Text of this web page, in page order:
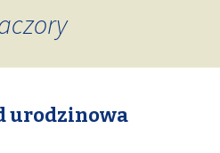
urodzinowa